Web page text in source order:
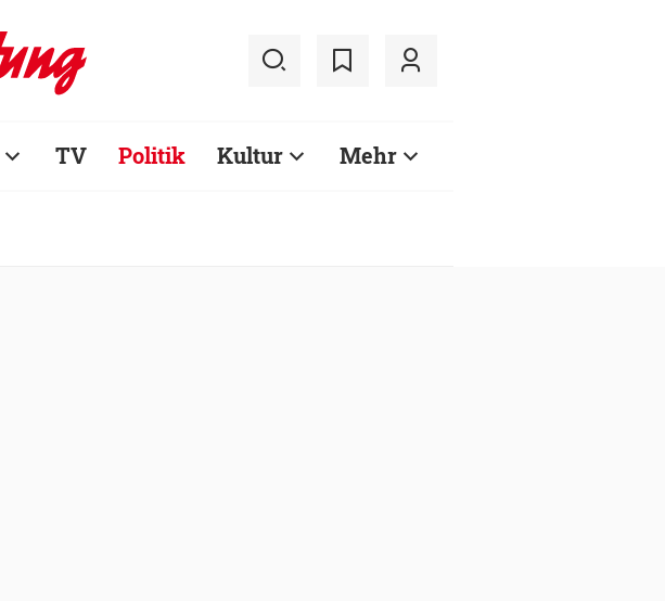
TV Politik Kultur Mehr